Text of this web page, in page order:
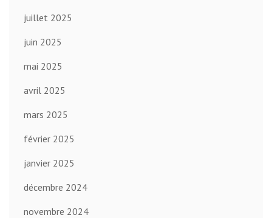
juillet 2025
juin 2025
mai 2025
avril 2025
mars 2025
février 2025
janvier 2025
décembre 2024
novembre 2024